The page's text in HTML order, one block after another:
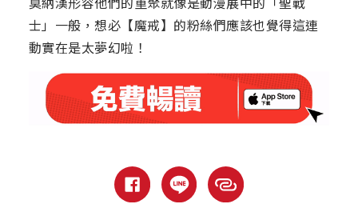
士」一般，想必【魔戒】的粉絲們應該也覺得這連
動實在是太夢幻啦！